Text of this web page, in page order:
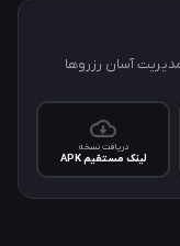
آسان رزروها
دریافت نسخه
لینک مستقیم APK